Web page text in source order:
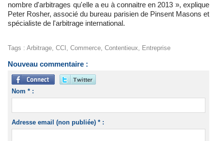
nombre d'arbitrages qu'elle a eu à connaitre en 2013 », explique
Peter Rosher, associé du bureau parisien de Pinsent Masons et
spécialiste de l'arbitrage international.
Tags : Arbitrage, CCI , Commerce, Contentieux, Entreprise
Nouveau commentaire :
Nom * :
Adresse email (non publiée) * :